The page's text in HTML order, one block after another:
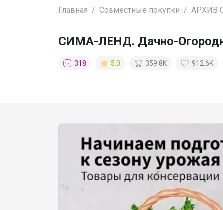
Главная Совместные покупки АРХИВ
СИМА-ЛЕНД. Дачно-
318 5.0 359.8K 912.6K